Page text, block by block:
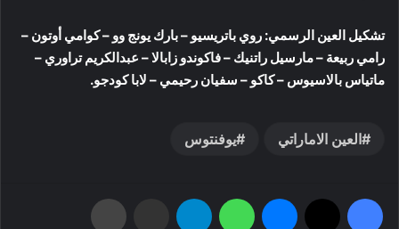
تشكيل العين الرسمي: روي باتريسيو – بارك يونج وو – كوامي أوتون –
رامي ربيعة – مارسيل راتنيك – فاكوندو زابالا – عبدالكريم تراوري –
ماتياس بالاسيوس – كاكو – سفيان رحيمي – لابا كودجو.
العين الاماراتي يوفنتوس